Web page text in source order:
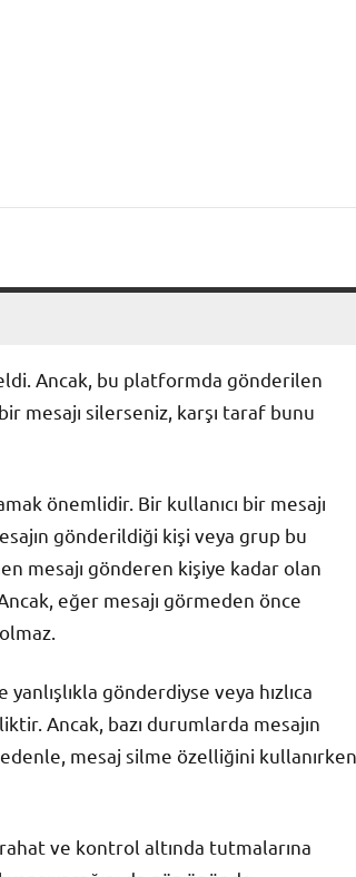
Ancak, bu platformda gönderilen
mesajı silerseniz, karşı taraf bunu
önemlidir. Bir kullanıcı bir mesajı
gönderildiği kişi veya grup bu
mesajı gönderen kişiye kadar olan
eğer mesajı görmeden önce
gönderdiyse veya hızlıca
Ancak, bazı durumlarda mesajın
mesaj silme özelliğini kullanırken
ve kontrol altında tutmalarına